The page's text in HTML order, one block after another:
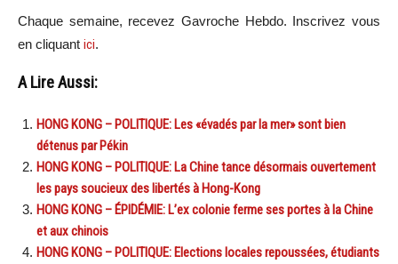
Chaque semaine, recevez Gavroche Hebdo. Inscrivez vous
en cliquant ici.
A Lire Aussi:
HONG KONG – POLITIQUE: Les «évadés par la mer» sont bien
détenus par Pékin
HONG KONG – POLITIQUE: La Chine tance désormais ouvertement
les pays soucieux des libertés à Hong-Kong
HONG KONG – ÉPIDÉMIE: L’ex colonie ferme ses portes à la Chine
et aux chinois
HONG KONG – POLITIQUE: Elections locales repoussées, étudiants